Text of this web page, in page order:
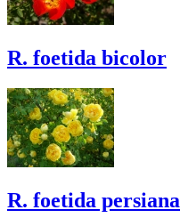
R. foetida bicolor
R. foetida persiana